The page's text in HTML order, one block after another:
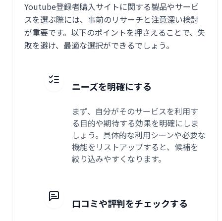
Youtube登録者購入サイトに関する製品やサービ
スを選ぶ際には、事前のリサーチと注意深い検討
が重要です。以下のポイントを押さえることで、失
敗を避け、最適な選択ができるでしょう。
ニーズを明確にする
まず、自分がそのサービスを利用す
る目的や期待する効果を明確にしま
しょう。具体的な利用シーンや必要な
機能をリストアップすると、候補を
絞り込みやすくなります。
口コミや評判をチェックする